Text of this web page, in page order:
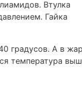
Втулка
Гайка
градусов. А в
температура